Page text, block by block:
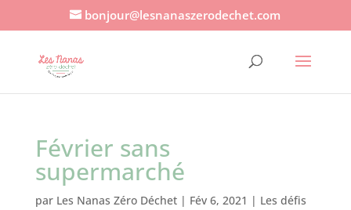
bonjour@lesnanaszerodechet.com
Février sans
supermarché
par Les Nanas Zéro Déchet| Fév 6, 2021 | Les défis